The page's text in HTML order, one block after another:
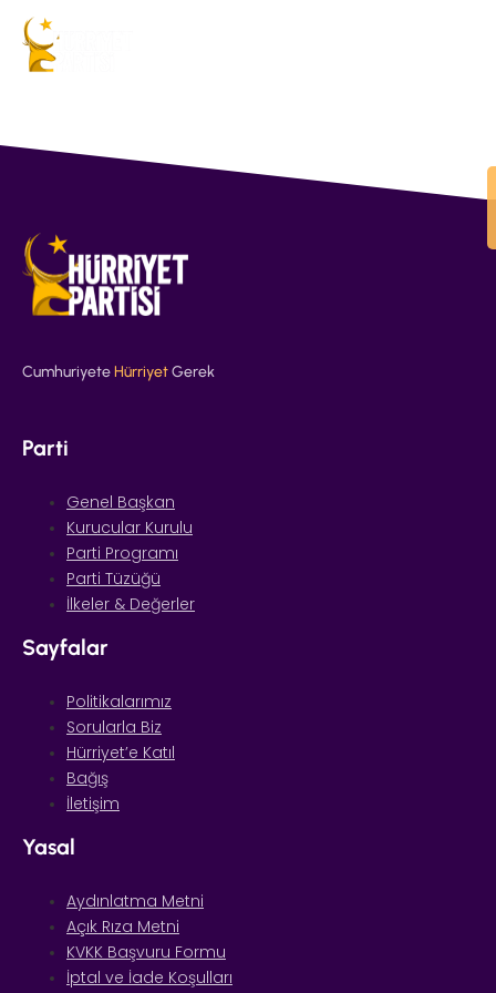
CumhuriyeteHürriyetGerek
Parti
Genel Başkan
Kurucular Kurulu
Parti Programı
Parti Tüzüğü
İlkeler & Değerler
Sayfalar
Politikalarımız
Sorularla Biz
Hürriyet’e Katıl
Bağış
İletişim
Yasal
Aydınlatma Metni
Açık Rıza Metni
KVKK Başvuru Formu
İptal ve İade Koşulları